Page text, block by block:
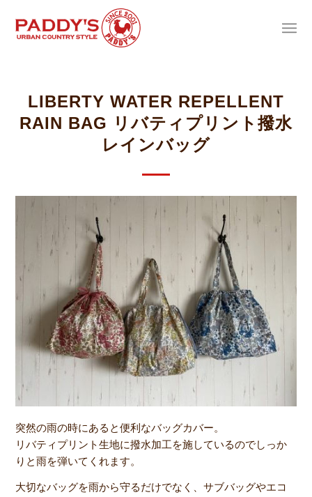
LIBERTY WATER REPELLENT
RAIN BAG リバティプリント撥水
レインバッグ
突然の雨の時にあると便利なバッグカバー。
リバティプリント生地に撥水加工を施しているのでしっか
りと雨を弾いてくれます。
大切なバッグを雨から守るだけでなく、サブバッグやエコ